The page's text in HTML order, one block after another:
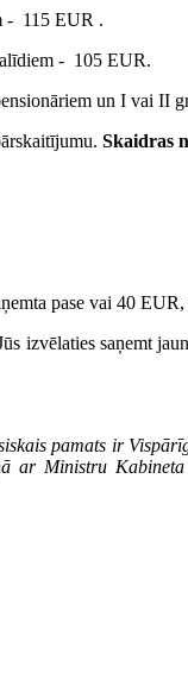
- 115 EUR .
- 105 EUR.
un I vai II
Skaidras
pase vai 40
izvēlaties saņemt
pamats ir
ar Ministru